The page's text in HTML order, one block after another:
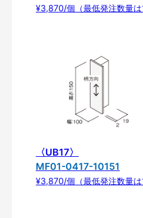
¥3,870/個（最低発注数量は
〈UB17〉
MF01-0417-10151
¥3,870/個（最低発注数量は